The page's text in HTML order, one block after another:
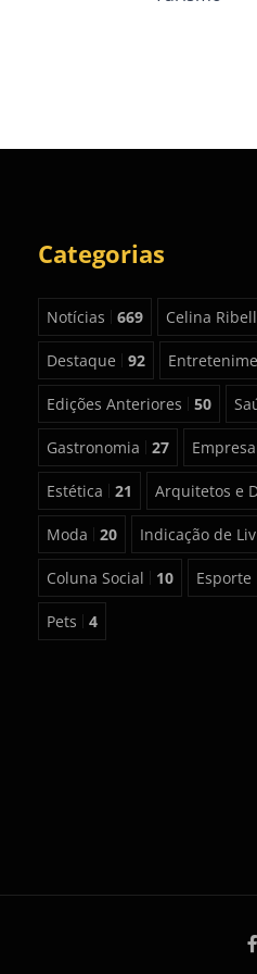
Categorias
Notícias 669 Celina
Destaque 92
Edições Anteriores 50
Gastronomia 27
Estética 21 Arquitetos e
Moda 20 Indicação de
Coluna Social 10 Esporte
Pets 4